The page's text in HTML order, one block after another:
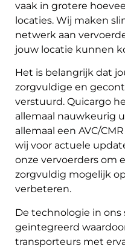
vaak in grotere
locaties. Wij maken
netwerk aan
jouw locatie kunnen
Het is belangrijk dat
zorgvuldige en
verstuurd. Quicargo
allemaal nauwkeurig
allemaal een AVC/
wij voor actuele
onze vervoerders om
zorgvuldig mogelijk
verbeteren.
De technologie in ons
geïntegreerd
transporteurs met